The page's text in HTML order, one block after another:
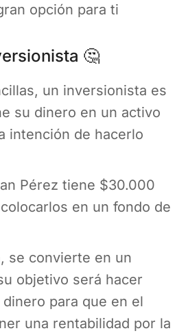
opción para ti
🤔
un inversionista es
su dinero en un activo
intención de hacerlo
Pérez tiene $30.000
en un fondo de
se convierte en un
objetivo será hacer
para que en el
una rentabilidad por la